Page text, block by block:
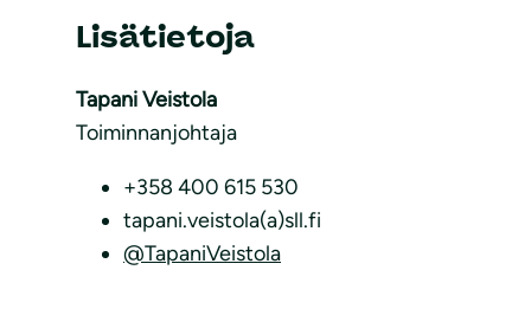
Lisätietoja
Tapani Veistola
Toiminnanjohtaja
+358 400 615 530
tapani.veistola(a)sll.fi
@TapaniVeistola